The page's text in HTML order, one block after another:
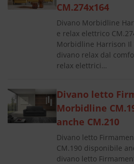
CM.274x164
Divano Morbidline
e relax elettrico
Morbidline Harrison
divano relax dal
relax elettrici…
Divano letto
Morbidline
anche CM.210
Divano letto
CM.190 disponibile
divano letto